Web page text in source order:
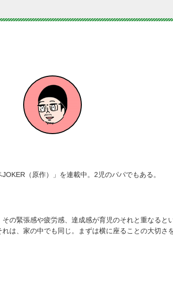
（原作）」を連載中。2児のパパでもある。
の緊張感や疲労感、達成感が育児のそれと重なると
は、家の中でも同じ。まずは横に座ることの大切さ